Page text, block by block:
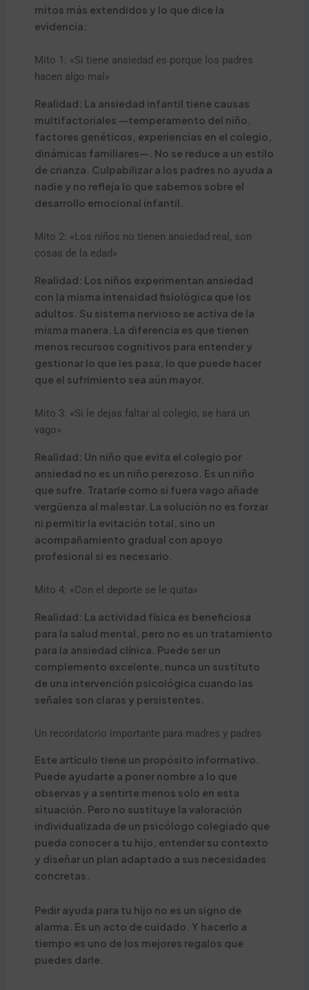
mitos más extendidos y lo que dice la
evidencia:
Mito 1: «Si tiene ansiedad es porque los padres
hacen algo mal»
Realidad: La ansiedad infantil tiene causas
multifactoriales —temperamento del niño,
factores genéticos, experiencias en el colegio,
dinámicas familiares—. No se reduce a un estilo
de crianza. Culpabilizar a los padres no ayuda a
nadie y no refleja lo que sabemos sobre el
desarrollo emocional infantil.
Mito 2: «Los niños no tienen ansiedad real, son
cosas de la edad»
Realidad: Los niños experimentan ansiedad
con la misma intensidad fisiológica que los
adultos. Su sistema nervioso se activa de la
misma manera. La diferencia es que tienen
menos recursos cognitivos para entender y
gestionar lo que les pasa, lo que puede hacer
que el sufrimiento sea aún mayor.
Mito 3: «Si le dejas faltar al colegio, se hará un
vago»
Realidad: Un niño que evita el colegio por
ansiedad no es un niño perezoso. Es un niño
que sufre. Tratarle como si fuera vago añade
vergüenza al malestar. La solución no es forzar
ni permitir la evitación total, sino un
acompañamiento gradual con apoyo
profesional si es necesario.
Mito 4: «Con el deporte se le quita»
Realidad: La actividad física es beneficiosa
para la salud mental, pero no es un tratamiento
para la ansiedad clínica. Puede ser un
complemento excelente, nunca un sustituto
de una intervención psicológica cuando las
señales son claras y persistentes.
Un recordatorio importante para madres y padres
Este artículo tiene un propósito informativo.
Puede ayudarte a poner nombre a lo que
observas y a sentirte menos solo en esta
situación. Pero no sustituye la valoración
individualizada de un psicólogo colegiado que
pueda conocer a tu hijo, entender su contexto
y diseñar un plan adaptado a sus necesidades
concretas.
Pedir ayuda para tu hijo no es un signo de
alarma. Es un acto de cuidado. Y hacerlo a
tiempo es uno de los mejores regalos que
puedes darle.